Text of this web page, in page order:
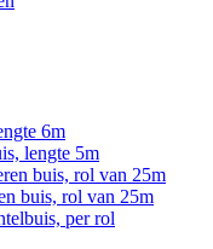
6m
lengte 5m
buis, rol van 25m
buis, rol van 25m
per rol